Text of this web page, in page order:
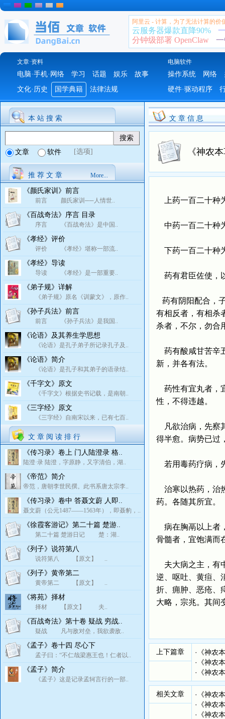
阿里云 - 计算，为了无法计算的价
云服务器爆款直降90%
分钟级部署 OpenClaw
文章·资料 电脑软件
电脑·手机·网络 学习 话题 娱乐
故事
文化·历史
国学典籍 法律法规
操作系统 网络
硬件·驱动程序
本 站 搜 索
文章 软件 [选项]
推 荐 文 章 More...
《颜氏家训》前言
前言 颜氏家训──人情世..
《百战奇法》序言 目录
序言 《百战奇法》是中国..
《孝经》评价
评价 《孝经》堪称一部流..
《孝经》导读
导读 《孝经》是一部重要..
《弟子规》详解
《弟子规》原名《训蒙文》，原作..
《孙子兵法》前言
前言 《孙子兵法》是我国..
《论语》及其养生学思想
《论语》是孔子弟子所记录孔子及..
《论语》简介
《论语》是孔子和其弟子的语录结..
《千字文》原文
《千字文》根据史书记载，是南朝..
《三字经》原文
《三字经》自南宋以来，已有七百..
文 章 阅 读 排 行
《传习录》卷上 门人陆澄录 格..
陆澄·录 陆澄，字原静，又字清伯，湖..
《帝范》简介
帝范，唐朝李世民撰。此书系唐太宗李..
《传习录》卷中 答聂文蔚 人即..
聂文蔚（公元1487——1563年），即聂豹，..
《徐霞客游记》第二十篇 楚游..
第二十篇 楚游日记 楚：湖..
《列子》说符第八
说符第八 【原文】 ..
《列子》黄帝第二
黄帝第二 【原文】 ..
《将苑》择材
择材 【原文】 夫..
《百战奇法》第十卷 疑战 穷战..
疑战 凡与敌对垒，我欲袭敌..
《孟子》卷十四 尽心下
孟子曰：“不仁哉梁惠王也！仁者以..
《孟子》简介
《孟子》这是记录孟轲言行的一部..
文 章 信 息
《神农
上药一百二十种
中药一百二十种
下药一百二十种
药有君臣佐使，
药有阴阳配合，
有相反者，有相杀
杀者，不尔，勿合
药有酸咸甘苦辛
新，并各有法。
药性有宜丸者，
性，不得违越。
凡欲治病，先察
得半愈。病势已过
若用毒药疗病，
治寒以热药，治
药。各随其所宜。
病在胸鬲以上者
骨髓者，宜饱满而
夫大病之主，有
逆、呕吐、黄疸、
折、痈肿、恶疮、
大略，宗兆。其间
上下篇章 · 《神农
· 《神农
· 《神农
相关文章 · 《神农
· 《神农
· 《神农